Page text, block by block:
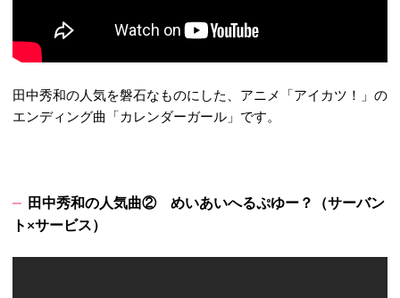
田中秀和の人気を磐石なものにした、アニメ「アイカツ！」の
エンディング曲「カレンダーガール」です。
田中秀和の人気曲② めいあいへるぷゆー？（サーバン
ト×サービス）